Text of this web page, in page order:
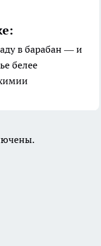
в барабан — и
белее